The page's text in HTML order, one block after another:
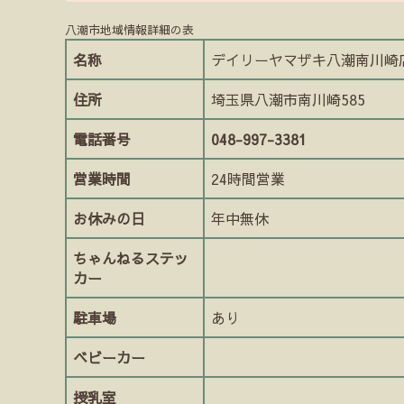
八潮市地域情報詳細の表
名称
デイリーヤマザキ八潮南川崎
住所
埼玉県八潮市南川崎585
電話番号
048-997-3381
営業時間
24時間営業
お休みの日
年中無休
ちゃんねるステッ
カー
駐車場
あり
ベビーカー
授乳室